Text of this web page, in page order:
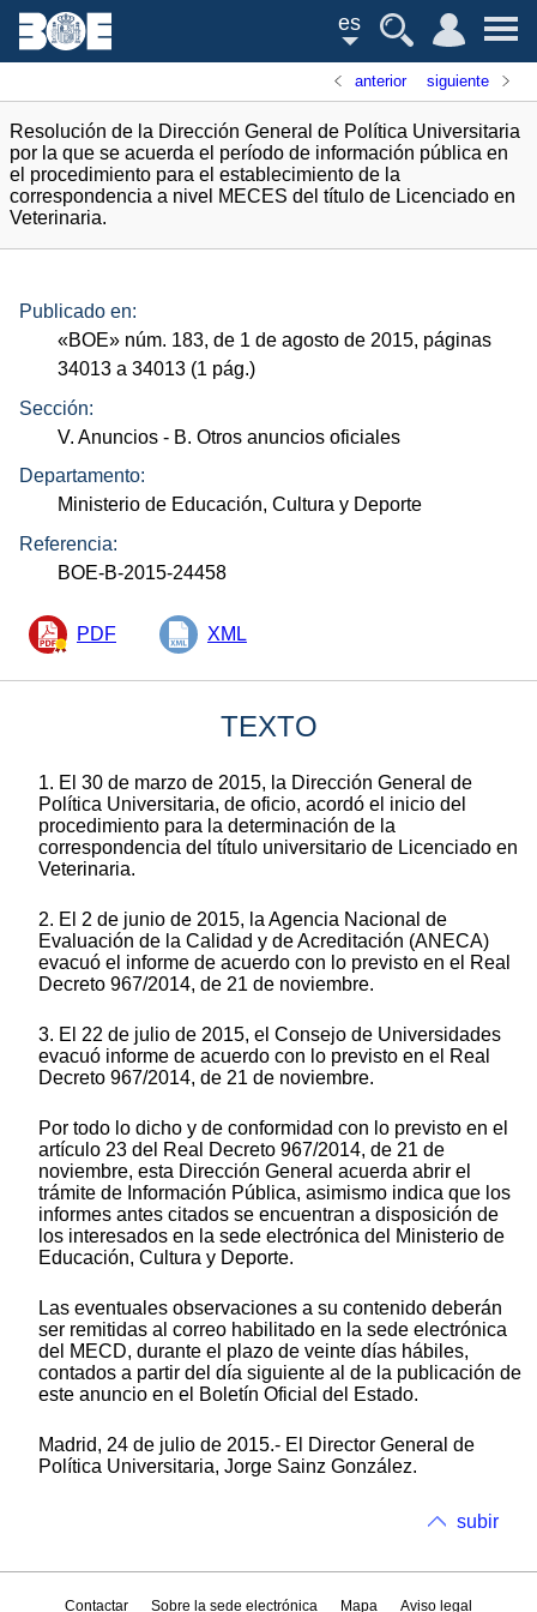
es
anterior siguiente
Resolución de la Dirección General de Política Universitaria
por la que se acuerda el período de información pública en
el procedimiento para el establecimiento de la
correspondencia a nivel MECES del título de Licenciado en
Veterinaria.
Publicado en:
«BOE» núm. 183, de 1 de agosto de 2015, páginas
34013 a 34013 (1 pág.)
Sección:
V. Anuncios - B. Otros anuncios oficiales
Departamento:
Ministerio de Educación, Cultura y Deporte
Referencia:
BOE-B-2015-24458
PDF XML
TEXTO
1. El 30 de marzo de 2015, la Dirección General de
Política Universitaria, de oficio, acordó el inicio del
procedimiento para la determinación de la
correspondencia del título universitario de Licenciado en
Veterinaria.
2. El 2 de junio de 2015, la Agencia Nacional de
Evaluación de la Calidad y de Acreditación (ANECA)
evacuó el informe de acuerdo con lo previsto en el Real
Decreto 967/2014, de 21 de noviembre.
3. El 22 de julio de 2015, el Consejo de Universidades
evacuó informe de acuerdo con lo previsto en el Real
Decreto 967/2014, de 21 de noviembre.
Por todo lo dicho y de conformidad con lo previsto en el
artículo 23 del Real Decreto 967/2014, de 21 de
noviembre, esta Dirección General acuerda abrir el
trámite de Información Pública, asimismo indica que los
informes antes citados se encuentran a disposición de
los interesados en la sede electrónica del Ministerio de
Educación, Cultura y Deporte.
Las eventuales observaciones a su contenido deberán
ser remitidas al correo habilitado en la sede electrónica
del MECD, durante el plazo de veinte días hábiles,
contados a partir del día siguiente al de la publicación de
este anuncio en el Boletín Oficial del Estado.
Madrid, 24 de julio de 2015.- El Director General de
Política Universitaria, Jorge Sainz González.
subir
Contactar Sobre la sede electrónica Mapa Aviso legal